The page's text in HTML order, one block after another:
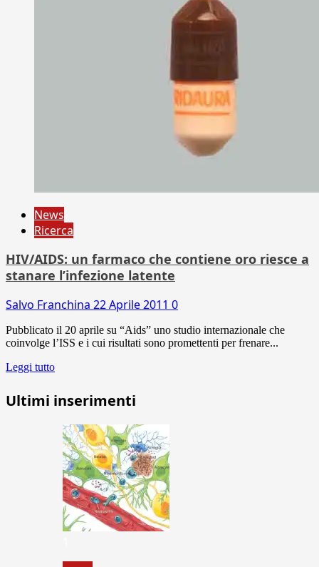
News
Ricerca
HIV/AIDS: un farmaco che contiene oro riesce a
stanare l’infezione latente
Salvo Franchina 22 Aprile 2011 0
Pubblicato il 20 aprile su “Aids” uno studio internazionale che
coinvolge l’ISS e i cui risultati sono promettenti per frenare...
Leggi tutto
Ultimi inserimenti